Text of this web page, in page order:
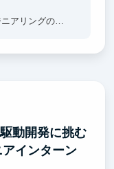
アリングの専
点も持ちなが
な環境です。
ましょう！
動開発に挑む
アインターン